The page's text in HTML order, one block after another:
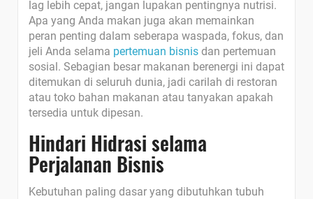
lag lebih cepat, jangan lupakan pentingnya nutrisi.
Apa yang Anda makan juga akan memainkan
peran penting dalam seberapa waspada, fokus, dan
jeli Anda selama pertemuan bisnis dan pertemuan
sosial. Sebagian besar makanan berenergi ini dapat
ditemukan di seluruh dunia, jadi carilah di restoran
atau toko bahan makanan atau tanyakan apakah
tersedia untuk dipesan.
Hindari Hidrasi selama
Perjalanan Bisnis
Kebutuhan paling dasar yang dibutuhkan tubuh